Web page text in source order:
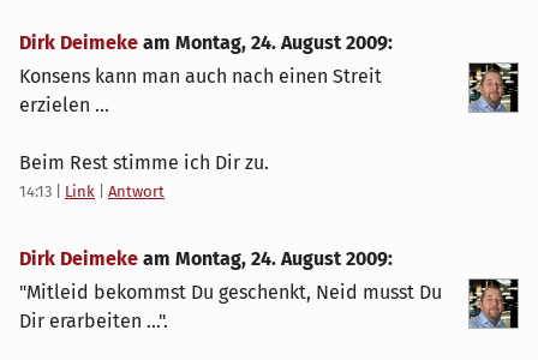
Dirk Deimeke am Montag, 24. August 2009:
Konsens kann man auch nach einen Streit
erzielen ...
Beim Rest stimme ich Dir zu.
14:13 Link Antwort
Dirk Deimeke am Montag, 24. August 2009:
"Mitleid bekommst Du geschenkt, Neid musst Du
Dir erarbeiten ...".